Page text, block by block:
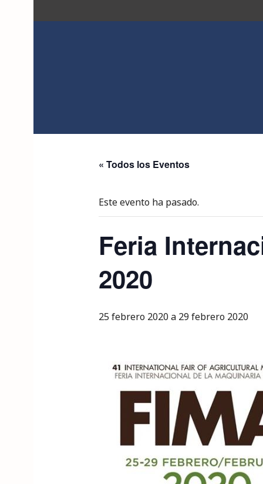
al
« Todos los Eventos
Este evento ha pasado.
Feria
2020
25 febrero 2020 a 29 febrero 2020